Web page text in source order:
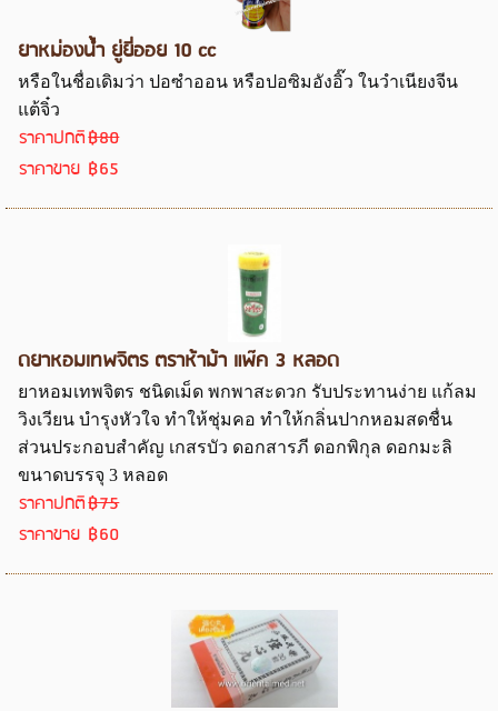
ยาหม่องน้ำ ยู่ยี่ออย 10 cc
หรือในชื่อเดิมว่า ปอซำออน หรือปอซิมอังอิ๊ว ในวำเนียงจีน
แต้จิ๋ว
ราคาปกติ฿80
ราคาขาย ฿65
ดยาหอมเทพจิตร ตราห้าม้า แพ๊ค 3 หลอด
ยาหอมเทพจิตร ชนิดเม็ด พกพาสะดวก รับประทานง่าย แก้ลม
วิงเวียน บำรุงหัวใจ ทำให้ชุ่มคอ ทำให้กลิ่นปากหอมสดชื่น
ส่วนประกอบสำคัญ เกสรบัว ดอกสารภี ดอกพิกุล ดอกมะลิ
ขนาดบรรจุ 3 หลอด
ราคาปกติ฿75
ราคาขาย ฿60